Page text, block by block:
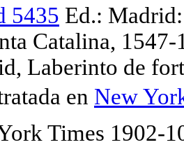
5435 Ed.:
Catalina,
Laberinto de
en New
Times 1902-